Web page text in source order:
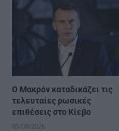
Ο Μακρόν καταδικάζει τις
τελευταίες ρωσικές
επιθέσεις στο Κίεβο
05/08/2026